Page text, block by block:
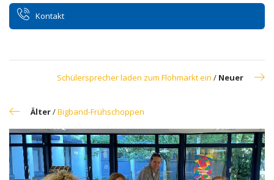
Kontakt
Schülersprecher laden zum Flohmarkt ein / Neuer
Älter/Bigband-Frühschoppen